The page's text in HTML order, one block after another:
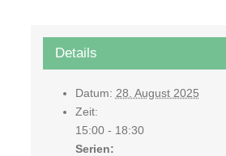
Details
Datum: 28. August 2025
Zeit:
15:00 - 18:30
Serien: